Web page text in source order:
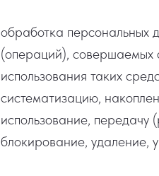
обработка персональных
(операций), совершаемых
использования таких
систематизацию,
использование, передачу
блокирование, удаление,